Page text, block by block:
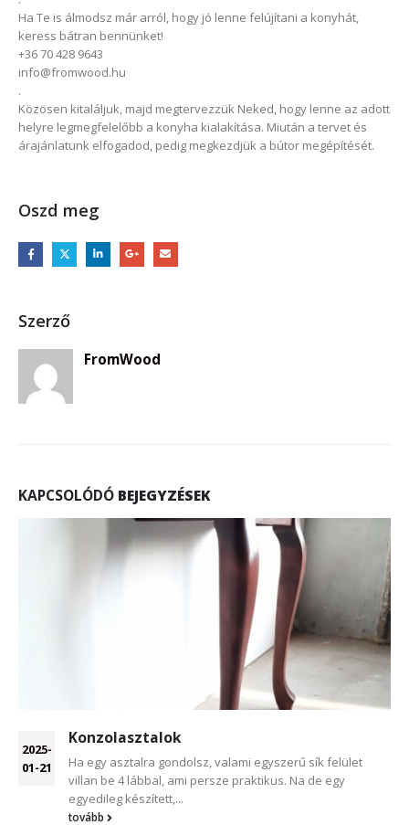
Ha Te is álmodsz már arról, hogy jó lenne felújítani a konyhát,
keress bátran bennünket!
+36 70 428 9643
info@fromwood.hu
.
Közösen kitaláljuk, majd megtervezzük Neked, hogy lenne az adott
helyre legmegfelelőbb a konyha kialakítása. Miután a tervet és
árajánlatunk elfogadod, pedig megkezdjük a bútor megépítését.
Oszd meg
Szerző
FromWood
KAPCSOLÓDÓ BEJEGYZÉSEK
2025-
01-21
Konzolasztalok
Ha egy asztalra gondolsz, valami egyszerű sík felület
villan be 4 lábbal, ami persze praktikus. Na de egy
egyedileg készített,...
tovább